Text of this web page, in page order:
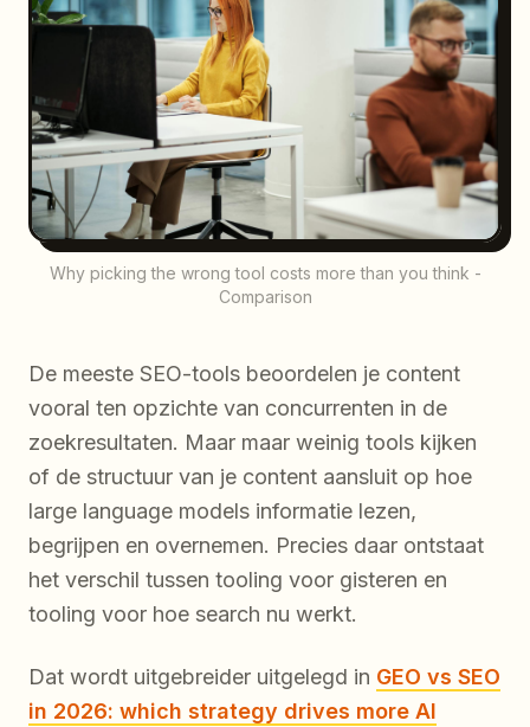
Why picking the wrong tool costs more than you think -
Comparison
De meeste SEO-tools beoordelen je content
vooral ten opzichte van concurrenten in de
zoekresultaten. Maar maar weinig tools kijken
of de structuur van je content aansluit op hoe
large language models informatie lezen,
begrijpen en overnemen. Precies daar ontstaat
het verschil tussen tooling voor gisteren en
tooling voor hoe search nu werkt.
Dat wordt uitgebreider uitgelegd in GEO vs SEO
in 2026: which strategy drives more AI